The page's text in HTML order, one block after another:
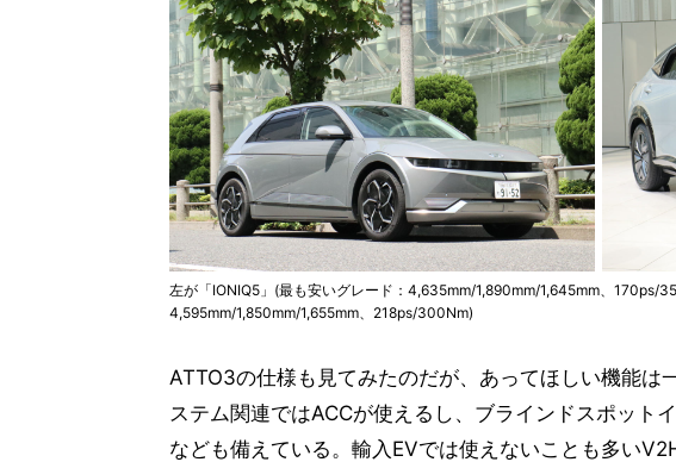
左が「IONIQ5」(最も安いグレード：4,635mm/1,890mm/1,645mm、170ps/
4,595mm/1,850mm/1,655mm、218ps/300Nm)
ATTO3の仕様も見てみたのだが、あってほしい機能は
ステム関連ではACCが使えるし、ブラインドスポット
なども備えている。輸入EVでは使えないことも多い